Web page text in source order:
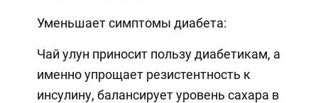
Уменьшает симптомы диабета:
Чай улун приносит пользу диабетикам, а
именно упрощает резистентность к
инсулину, балансирует уровень сахара в